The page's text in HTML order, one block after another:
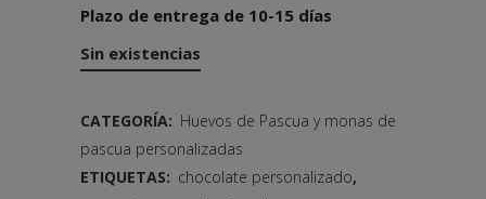
Plazo de entrega de 10-15 días
Sin existencias
CATEGORÍA: Huevos de Pascua y monas de
pascua personalizadas
ETIQUETAS: chocolate personalizado,